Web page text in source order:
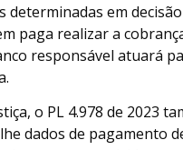
determinadas em
paga realizar a
responsável atuará
o PL 4.978 de 2023
dados de pagamento